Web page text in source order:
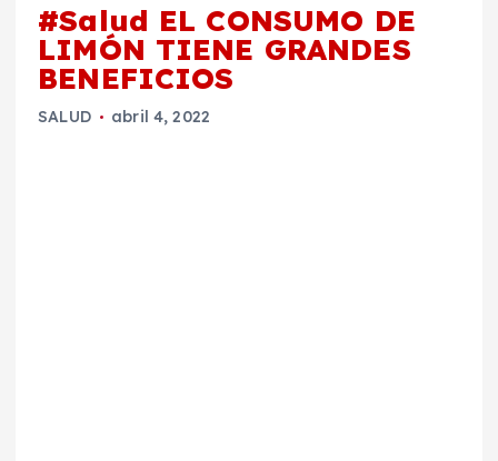
#Salud EL CONSUMO DE
LIMÓN TIENE GRANDES
BENEFICIOS
SALUD abril 4, 2022